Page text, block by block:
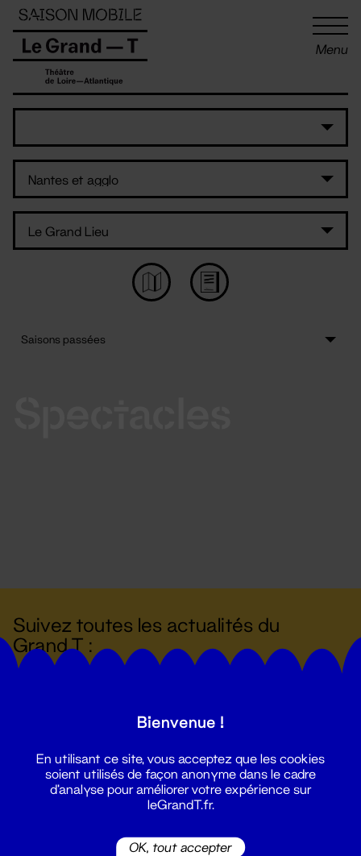
Menu
Suivez toutes les actualités du
Grand T :
Panneau de gestion des cookies
Bienvenue !
En utilisant ce site, vous acceptez que les cookies
soient utilisés de façon anonyme dans le cadre
d'analyse pour améliorer votre expérience sur
leGrandT.fr.
OK, tout accepter